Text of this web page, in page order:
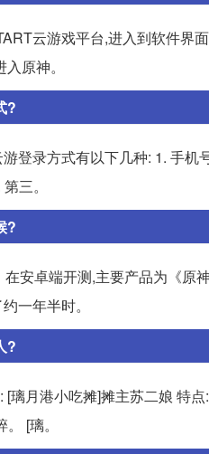
云游戏平台,进入到软件界
原神。
?
登录方式有以下几种: 1. 手
三。
?
安卓端开测,主要产品为《原
一年半时。
?
[璃月港小吃摊]摊主苏二娘 特
[璃。